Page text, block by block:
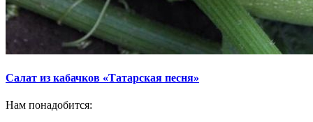
Салат из кабачков «Татарская песня»
Нам понадобится: